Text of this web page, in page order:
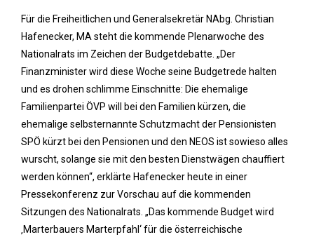
Für die Freiheitlichen und Generalsekretär NAbg. Christian
Hafenecker, MA steht die kommende Plenarwoche des
Nationalrats im Zeichen der Budgetdebatte. „Der
Finanzminister wird diese Woche seine Budgetrede halten
und es drohen schlimme Einschnitte: Die ehemalige
Familienpartei ÖVP will bei den Familien kürzen, die
ehemalige selbsternannte Schutzmacht der Pensionisten
SPÖ kürzt bei den Pensionen und den NEOS ist sowieso alles
wurscht, solange sie mit den besten Dienstwägen chauffiert
werden können“, erklärte Hafenecker heute in einer
Pressekonferenz zur Vorschau auf die kommenden
Sitzungen des Nationalrats. „Das kommende Budget wird
‚Marterbauers Marterpfahl‘ für die österreichische